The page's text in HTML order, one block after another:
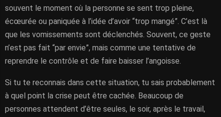
souvent le moment où la personne se sent trop pleine,
écœurée ou paniquée à l’idée d’avoir “trop mangé”. C’est là
que les vomissements sont déclenchés. Souvent, ce geste
n’est pas fait “par envie”, mais comme une tentative de
reprendre le contrôle et de faire baisser l’angoisse.
Si tu te reconnais dans cette situation, tu sais probablement
à quel point la crise peut être cachée. Beaucoup de
personnes attendent d’être seules, le soir, après le travail,